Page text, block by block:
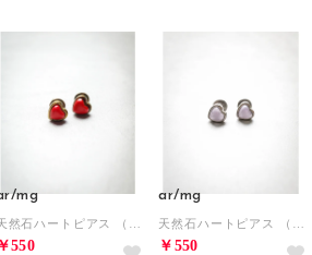
mg
天然石ハートピアス （レッド系その他）
￥550
ar/mg
天然石ハートピアス （パープル系その他）
￥550